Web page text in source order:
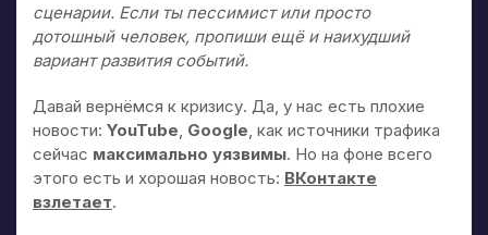
сценарии. Если ты пессимист или просто
дотошный человек, пропиши ещё и наихудший
вариант развития событий.
Давай вернёмся к кризису. Да, у нас есть плохие
новости: YouTube Google , как источники трафика
сейчас максимально уязвимы. Но на фоне всего
этого есть и хорошая новость: ВКонтакте
взлетает.